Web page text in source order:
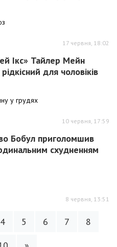
17 червня, 18:02
Ікс» Тайлер Мейн
для чоловіків
у грудях
10 червня, 17:59
Бобул приголомшив
схудненням
8 червня, 13:51
4 5 6 7
8